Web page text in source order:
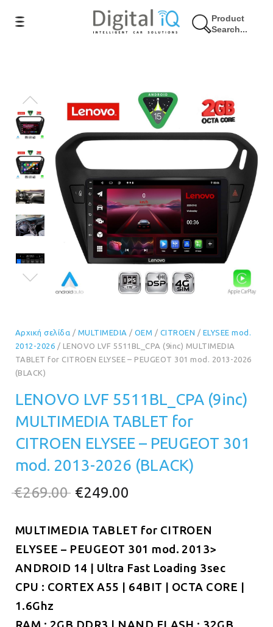
Product
Search...
7% Έκπτωση
Αρχική σελίδα / MULTIMEDIA / OEM / CITROEN / ELYSEE mod.
2012-2026 / LENOVO LVF 5511BL_CPA (9inc) MULTIMEDIA
TABLET for CITROEN ELYSEE – PEUGEOT 301 mod. 2013-2026
(BLACK)
LENOVO LVF 5511BL_CPA (9inc)
MULTIMEDIA TABLET for
CITROEN ELYSEE – PEUGEOT 301
mod. 2013-2026 (BLACK)
€269.00 Original
was:
€269.00.
€249.00
τιμή
είναι:
€249.00.
MULTIMEDIA TABLET for CITROEN
ELYSEE – PEUGEOT 301 mod. 2013>
ANDROID 14 | Ultra Fast Loading 3sec
CPU : CORTEX A55 | 64BIT | OCTA CORE |
1.6Ghz